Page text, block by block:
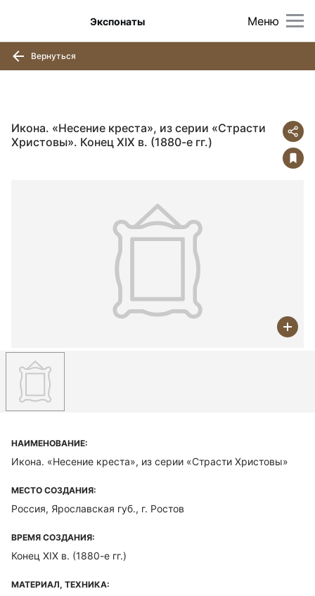
Меню
Экспонаты
Вернуться
Икона. «Несение креста», из серии «Страсти
Христовы». Конец XIX в. (1880-е гг.)
НАИМЕНОВАНИЕ:
Икона. «Несение креста», из серии «Страсти Христовы»
МЕСТО СОЗДАНИЯ:
Россия, Ярославская губ., г. Ростов
ВРЕМЯ СОЗДАНИЯ:
Конец XIX в. (1880-е гг.)
МАТЕРИАЛ, ТЕХНИКА: